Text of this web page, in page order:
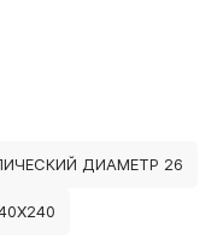
ДИАМЕТР 26